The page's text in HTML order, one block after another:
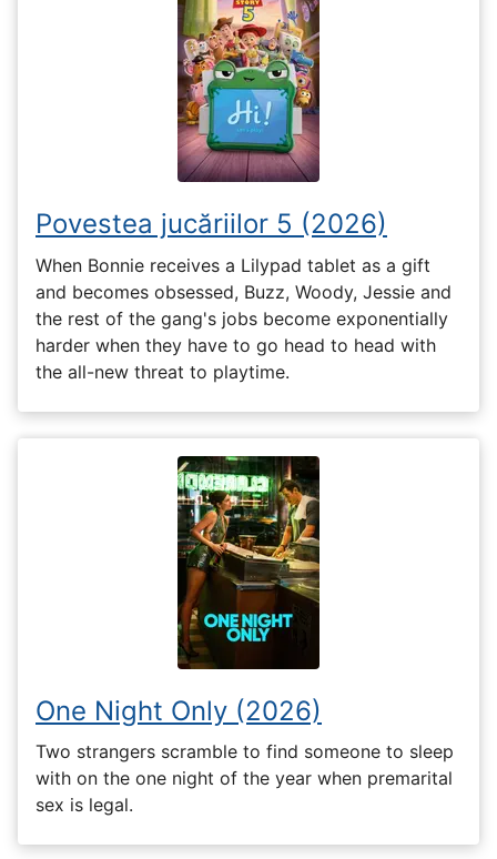
Povestea jucăriilor 5 (2026)
When Bonnie receives a Lilypad tablet as a gift
and becomes obsessed, Buzz, Woody, Jessie and
the rest of the gang's jobs become exponentially
harder when they have to go head to head with
the all-new threat to playtime.
One Night Only (2026)
Two strangers scramble to find someone to sleep
with on the one night of the year when premarital
sex is legal.